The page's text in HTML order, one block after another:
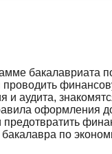
бакалавриата
проводить
и аудита,
оформления
предотвратить
по